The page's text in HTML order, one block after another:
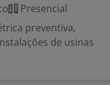
Presencial
preventiva,
de usinas